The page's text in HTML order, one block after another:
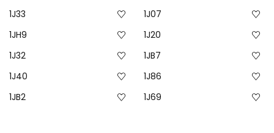
1J33
1J07
1JH9
1J20
1J32
1JB7
1J40
1J86
1JB2
1J69